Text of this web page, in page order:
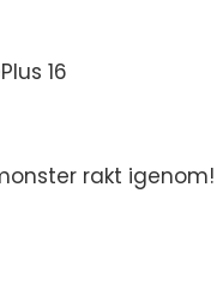
16
rakt igenom!